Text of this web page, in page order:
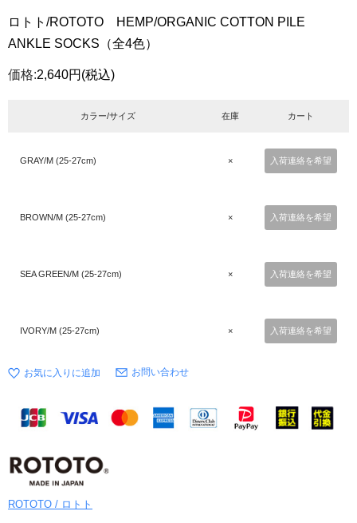
ロトト/ROTOTO HEMP/ORGANIC COTTON PILE
ANKLE SOCKS（全4色）
価格:2,640円 (税込)
カラー/サイズ 在庫 カート
GRAY/M (25-27cm) × 入荷連絡を希望
BROWN/M (25-27cm) × 入荷連絡を希望
SEA GREEN/M (25-27cm) × 入荷連絡を希望
IVORY/M (25-27cm) × 入荷連絡を希望
お問い合わせ
ROTOTO / ロトト